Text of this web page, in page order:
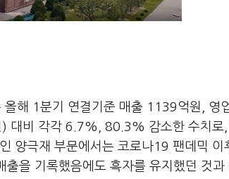
해 1분기 연결기준 매출 1139억원, 영
대비 각각 6.7%, 80.3% 감소한 수치로,
양극재 부문에서는 코로나19 팬데믹 이
을 기록했음에도 흑자를 유지했던 것과